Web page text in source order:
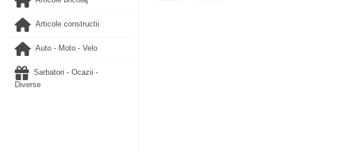
Articole constructii
Auto - Moto - Velo
Sarbatori - Ocazii -
Diverse